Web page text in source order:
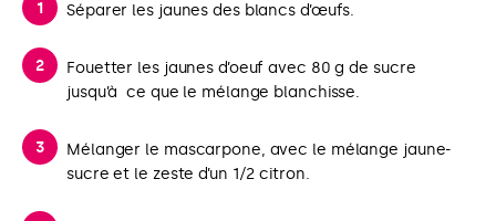
Séparer les jaunes des blancs d’œufs.
Fouetter les jaunes d’oeuf avec 80 g de sucre
jusqu’à ce que le mélange blanchisse.
Mélanger le mascarpone, avec le mélange jaune-
sucre et le zeste d’un 1/2 citron.